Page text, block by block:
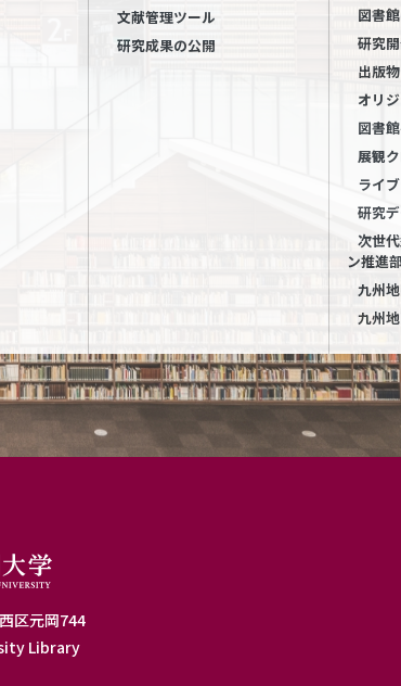
文献管理ツール
研究成果の公開
図書
研究
出版物
オリ
図書
展観
ライ
研究
次世
ン推進
九州
九州
区元岡744
Library